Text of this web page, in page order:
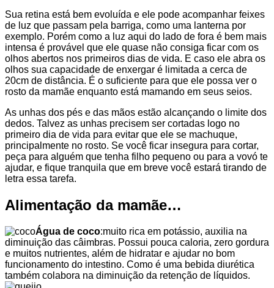
Sua retina está bem evoluída e ele pode acompanhar feixes
de luz que passam pela barriga, como uma lanterna por
exemplo. Porém como a luz aqui do lado de fora é bem mais
intensa é provável que ele quase não consiga ficar com os
olhos abertos nos primeiros dias de vida. E caso ele abra os
olhos sua capacidade de enxergar é limitada a cerca de
20cm de distância. É o suficiente para que ele possa ver o
rosto da mamãe enquanto está mamando em seus seios.
As unhas dos pés e das mãos estão alcançando o limite dos
dedos. Talvez as unhas precisem ser cortadas logo no
primeiro dia de vida para evitar que ele se machuque,
principalmente no rosto. Se você ficar insegura para cortar,
peça para alguém que tenha filho pequeno ou para a vovó te
ajudar, e fique tranquila que em breve você estará tirando de
letra essa tarefa.
Alimentação da mamãe…
Água de coco:muito rica em potássio, auxilia na
diminuição das câimbras. Possui pouca caloria, zero gordura
e muitos nutrientes, além de hidratar e ajudar no bom
funcionamento do intestino. Como é uma bebida diurética
também colabora na diminuição da retenção de líquidos.